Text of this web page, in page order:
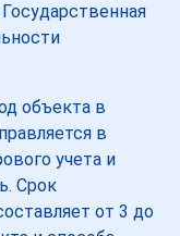
объекта в
в
учета и
Срок
от 3 до